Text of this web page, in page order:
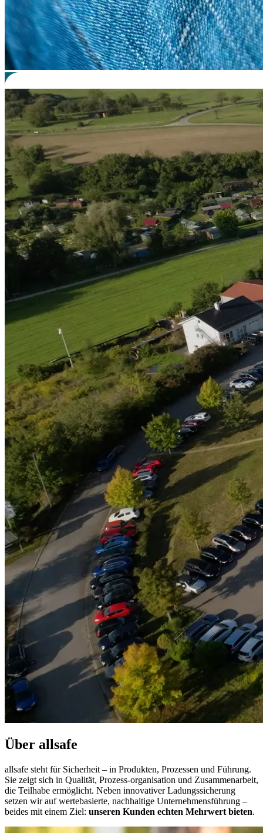
Über allsafe
allsafe steht für Sicherheit – in Produkten, Prozessen und Führung.
Sie zeigt sich in Qualität, Prozess-organisation und Zusammenarbeit,
die Teilhabe ermöglicht. Neben innovativer Ladungssicherung
setzen wir auf wertebasierte, nachhaltige Unternehmensführung –
beides mit einem Ziel: unseren Kunden echten Mehrwert bieten.